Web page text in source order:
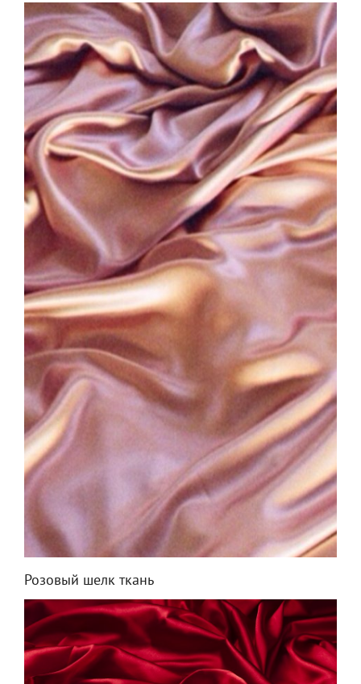
Розовый шелк ткань